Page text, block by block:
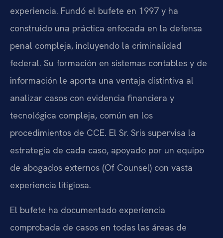
experiencia. Fundó el bufete en 1997 y ha
construido una práctica enfocada en la defensa
penal compleja, incluyendo la criminalidad
federal. Su formación en sistemas contables y de
información le aporta una ventaja distintiva al
analizar casos con evidencia financiera y
tecnológica compleja, común en los
procedimientos de CCE. El Sr. Sris supervisa la
estrategia de cada caso, apoyado por un equipo
de abogados externos (Of Counsel) con vasta
experiencia litigiosa.
El bufete ha documentado experiencia
comprobada de casos en todas las áreas de